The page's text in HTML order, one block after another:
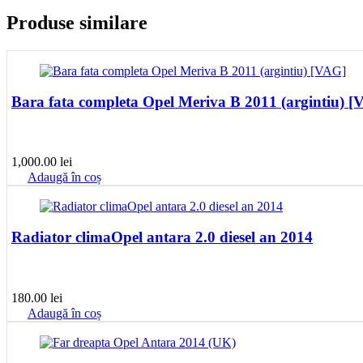
Produse similare
Bara fata completa Opel Meriva B 2011 (argintiu)
1,000.00 lei
Adaugă în coș
Radiator climaOpel antara 2.0 diesel an 2014
180.00 lei
Adaugă în coș